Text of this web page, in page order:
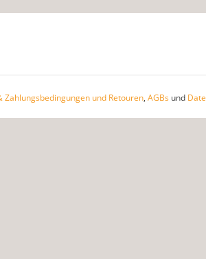
Zahlungsbedingungen und Retouren, AGBs und